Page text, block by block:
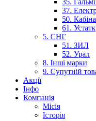
35.
37.
50.
61.
5. СНГ
51. ЗИЛ
52. Урал
8. Інші марки
9. Супутній
Акції
Інфо
Компанія
Місія
Історія